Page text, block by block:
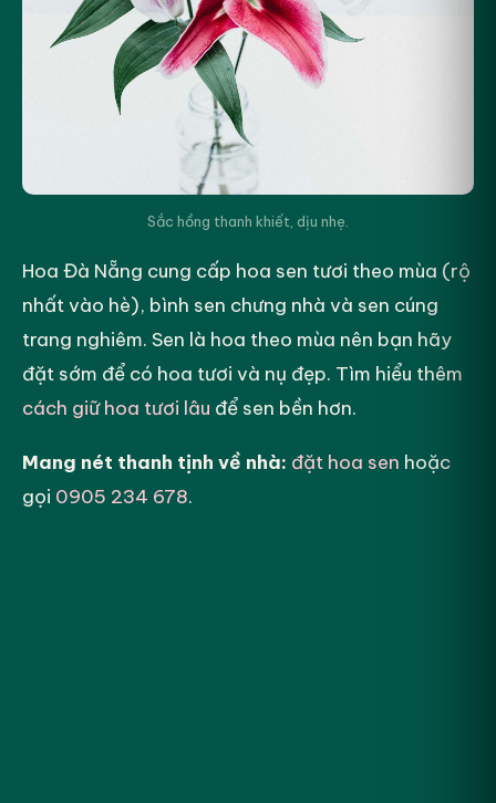
Sắc hồng thanh khiết, dịu nhẹ.
Hoa Đà Nẵng cung cấp hoa sen tươi theo mùa (rộ
nhất vào hè), bình sen chưng nhà và sen cúng
trang nghiêm. Sen là hoa theo mùa nên bạn hãy
đặt sớm để có hoa tươi và nụ đẹp. Tìm hiểu thêm
cách giữ hoa tươi lâu để sen bền hơn.
Mang nét thanh tịnh về nhà: đặt hoa sen hoặc
gọi 0905 234 678.